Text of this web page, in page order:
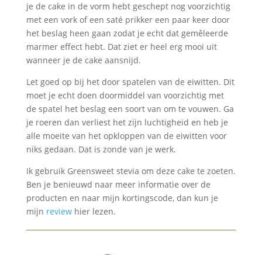
je de cake in de vorm hebt geschept nog voorzichtig
met een vork of een saté prikker een paar keer door
het beslag heen gaan zodat je echt dat gemêleerde
marmer effect hebt. Dat ziet er heel erg mooi uit
wanneer je de cake aansnijd.
Let goed op bij het door spatelen van de eiwitten. Dit
moet je echt doen doormiddel van voorzichtig met
de spatel het beslag een soort van om te vouwen. Ga
je roeren dan verliest het zijn luchtigheid en heb je
alle moeite van het opkloppen van de eiwitten voor
niks gedaan. Dat is zonde van je werk.
Ik gebruik Greensweet stevia om deze cake te zoeten.
Ben je benieuwd naar meer informatie over de
producten en naar mijn kortingscode, dan kun je
mijn reviewhier lezen.